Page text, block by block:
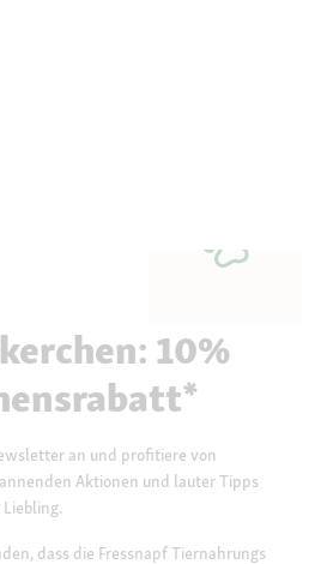
10%
an und profitiere von
Aktionen und lauter Tipps
dass die Fressnapf Tiernahrungs